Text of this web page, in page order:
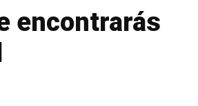
encontrarás